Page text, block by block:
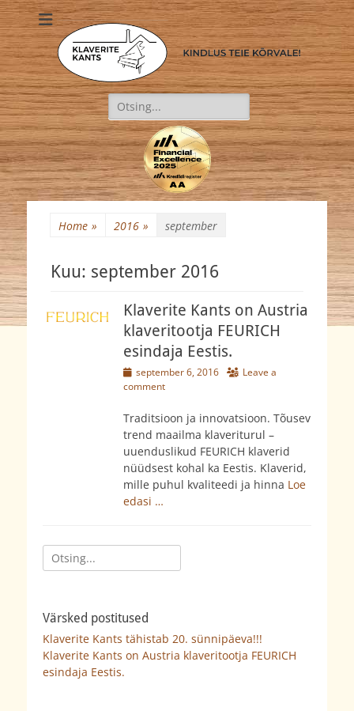
Klaverite Kants
Kindlus teie kõrvale!
Search
for:
Home » 2016 » september
Kuu: september 2016
Klaverite Kants on Austria
klaveritootja FEURICH
esindaja Eestis.
Posted
on
september 6, 2016
Leave a
comment
Traditsioon ja innovatsioon. Tõusev
trend maailma klaveriturul –
uuenduslikud FEURICH klaverid
nüüdsest kohal ka Eestis. Klaverid,
mille puhul kvaliteedi ja hinna Loe
edasi …
Search
for:
Värsked postitused
Klaverite Kants tähistab 20. sünnipäeva!!!
Klaverite Kants on Austria klaveritootja FEURICH
esindaja Eestis.